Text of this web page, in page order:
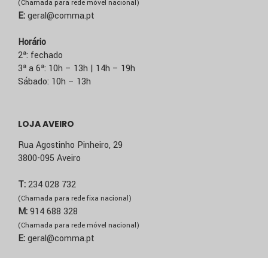
(Chamada para rede móvel nacional)
E:geral@comma.pt
Horário
2ª: fechado
3ª a 6ª: 10h – 13h | 14h – 19h
Sábado: 10h – 13h
LOJA AVEIRO
Rua Agostinho Pinheiro, 29
3800-095 Aveiro
T:234 028 732
(Chamada para rede fixa nacional)
M:914 688 328
(Chamada para rede móvel nacional)
E:geral@comma.pt